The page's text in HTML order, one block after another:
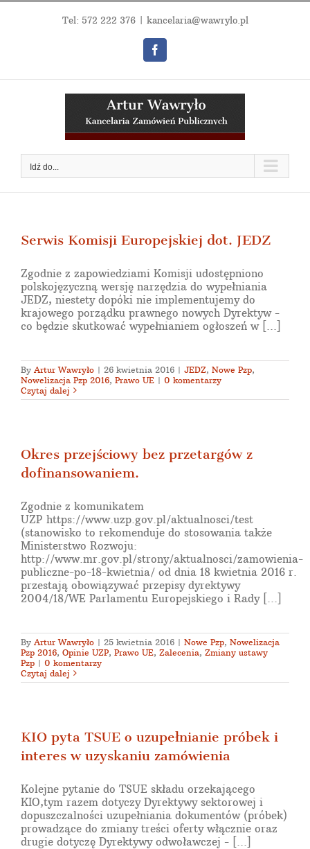
Przejdź
Tel: 572 222 376 kancelaria@wawrylo.pl
Facebook
Idź do...
Serwis Komisji Europejskiej dot. JEDZ
Zgodnie z zapowiedziami Komisji udostępniono
polskojęzyczną wersję narzędzia do wypełniania
JEDZ, niestety dopóki nie implementujemy do
krajowego porządku prawnego nowych Dyrektyw -
co będzie skutkować wypełnianiem ogłoszeń w [...]
By Artur Wawryło | 26 kwietnia 2016 | JEDZ, Nowe Pzp,
Nowelizacja Pzp 2016, Prawo UE | 0 komentarzy
Czytaj dalej
Okres przejściowy bez przetargów z
dofinansowaniem.
Zgodnie z komunikatem
UZP https://www.uzp.gov.pl/aktualnosci/test
(stanowisko to rekomenduje do stosowania także
Ministerstwo Rozwoju:
http://www.mr.gov.pl/strony/aktualnosci/zamowienia-
publiczne-po-18-kwietnia/ od dnia 18 kwietnia 2016 r.
przestają obowiązywać przepisy dyrektywy
2004/18/WE Parlamentu Europejskiego i Rady [...]
By Artur Wawryło | 25 kwietnia 2016 | Nowe Pzp, Nowelizacja
Pzp 2016, Opinie UZP, Prawo UE, Zalecenia, Zmiany ustawy
Pzp | 0 komentarzy
Czytaj dalej
KIO pyta TSUE o uzupełnianie próbek i
interes w uzyskaniu zamówienia
Kolejne pytanie do TSUE składu orzekającego
KIO,tym razem dotyczy Dyrektywy sektorowej i
dopuszczalności uzupełniania dokumentów (próbek)
prowadzące do zmiany treści oferty włącznie oraz
drugie dotyczę Dyrektywy odwoławczej - [...]